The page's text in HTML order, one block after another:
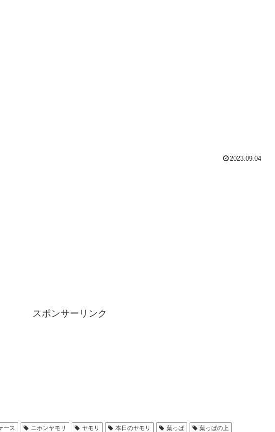
2023.09.04
スポンサーリンク
ース ニホンヤモリ ヤモリ 本日のヤモリ 葉っぱ 葉っぱの上